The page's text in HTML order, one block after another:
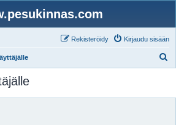
Kirjaudu sisään
Rekisteröidy
i